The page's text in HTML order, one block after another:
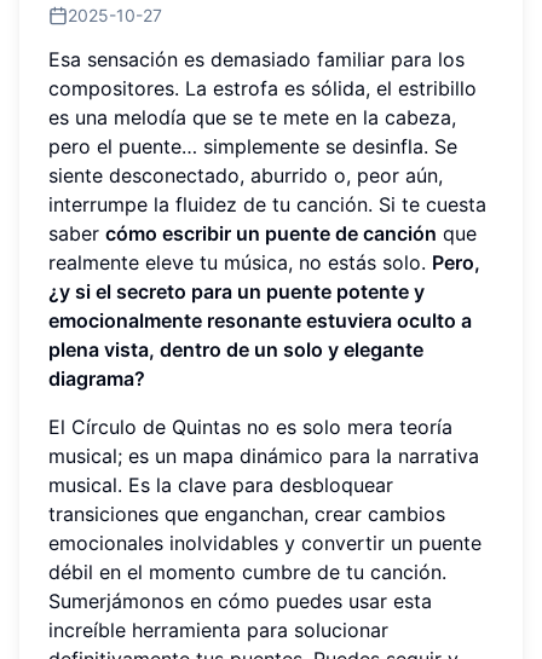
2025-10-27
Esa sensación es demasiado familiar para los
compositores. La estrofa es sólida, el estribillo
es una melodía que se te mete en la cabeza,
pero el puente… simplemente se desinfla. Se
siente desconectado, aburrido o, peor aún,
interrumpe la fluidez de tu canción. Si te cuesta
saber cómo escribir un puente de canción que
realmente eleve tu música, no estás solo. Pero,
¿y si el secreto para un puente potente y
emocionalmente resonante estuviera oculto a
plena vista, dentro de un solo y elegante
diagrama?
El Círculo de Quintas no es solo mera teoría
musical; es un mapa dinámico para la narrativa
musical. Es la clave para desbloquear
transiciones que enganchan, crear cambios
emocionales inolvidables y convertir un puente
débil en el momento cumbre de tu canción.
Sumerjámonos en cómo puedes usar esta
increíble herramienta para solucionar